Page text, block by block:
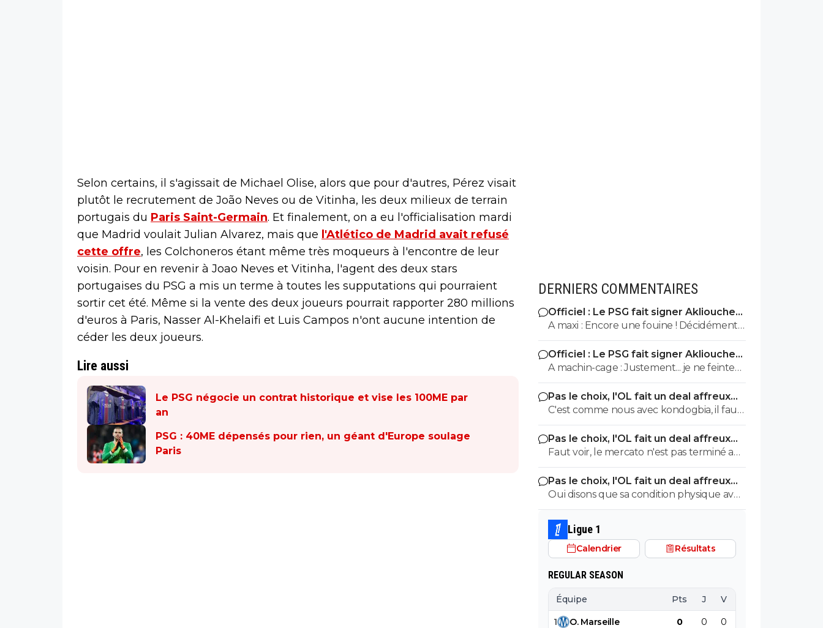
Selon certains, il s'agissait de Michael Olise, alors que pour d'autres, Pérez visait
plutôt le recrutement de João Neves ou de Vitinha, les deux milieux de terrain
portugais du Paris Saint-Germain. Et finalement, on a eu l'officialisation mardi
que Madrid voulait Julian Alvarez, mais que l'Atlético de Madrid avait refusé
cette offre, les Colchoneros étant même très moqueurs à l'encontre de leur
voisin. Pour en revenir à Joao Neves et Vitinha, l'agent des deux stars
portugaises du PSG a mis un terme à toutes les supputations qui pourraient
sortir cet été. Même si la vente des deux joueurs pourrait rapporter 280 millions
d'euros à Paris, Nasser Al-Khelaifi et Luis Campos n'ont aucune intention de
céder les deux joueurs.
Lire aussi
Le PSG négocie un contrat historique et vise les 100ME par
an
PSG : 40ME dépensés pour rien, un géant d'Europe soulage
Paris
DERNIERS COMMENTAIRES
Officiel : Le PSG fait signer Akliouche
pour 50 ME
A maxi : Encore une fouine ! Décidément...
vous êtes beaucoup ^^
Officiel : Le PSG fait signer Akliouche
pour 50 ME
A machin-cage : Justement... je ne feinte
pas... c'est toi qui ne comprends pas les
mots et qui les manipule. ^^
Pas le choix, l'OL fait un deal affreux
avec Getafe
C'est comme nous avec kondogbia, il faut
donner de l'argent pour qu'il s'en aille 😂
Pas le choix, l'OL fait un deal affreux
avec Getafe
Faut voir, le mercato n'est pas terminé au
milieu notamment.
Pas le choix, l'OL fait un deal affreux
avec Getafe
Oui disons que sa condition physique avec
ses antécédents médicaux, donc ses
rechutes régulières + son salaire, donnent
une équation peu enclin à motiver des
clubs à lui faire confiance(pour un futur
baisse, si toutefois il est ok avec ça.
Ligue 1
Calendrier Résultats
REGULAR SEASON
Équipe Pts J V
1 O. Marseille 0 0 0